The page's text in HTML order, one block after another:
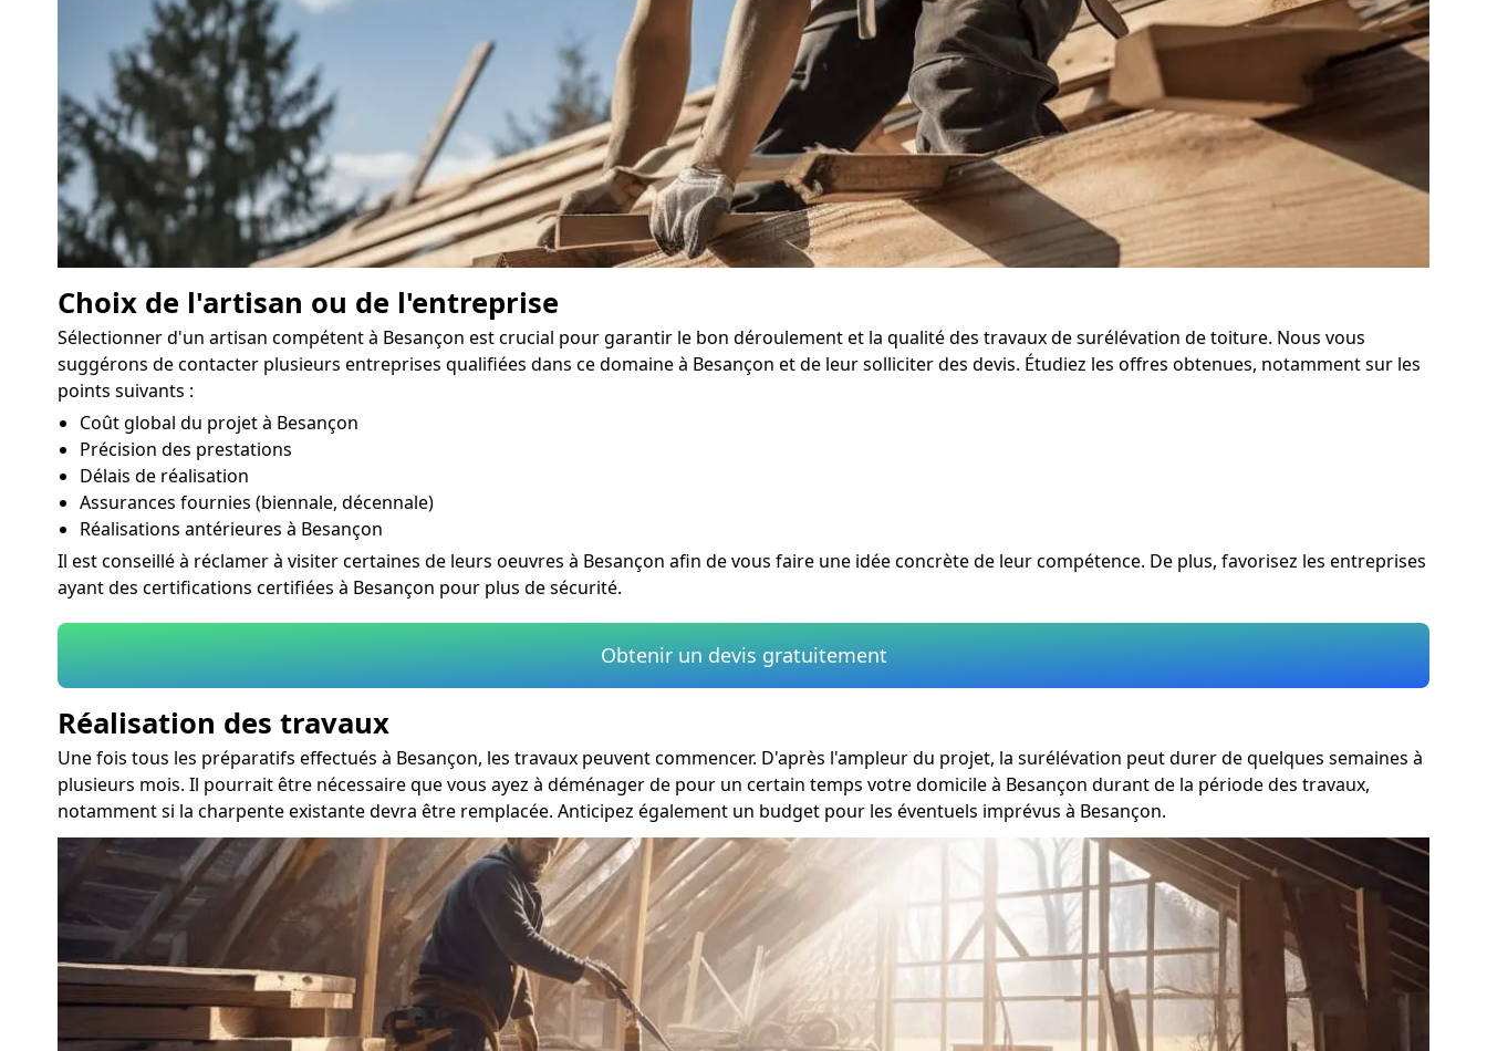
Choix de l'artisan ou de l'entreprise
Sélectionner d'un artisan compétent à Besançon est crucial pour garantir le bon déroulement et la qualité des travaux de surélévation de toiture. Nous vous
suggérons de contacter plusieurs entreprises qualifiées dans ce domaine à Besançon et de leur solliciter des devis. Étudiez les offres obtenues, notamment sur les
points suivants :
Coût global du projet à Besançon
Précision des prestations
Délais de réalisation
Assurances fournies (biennale, décennale)
Réalisations antérieures à Besançon
Il est conseillé à réclamer à visiter certaines de leurs oeuvres à Besançon afin de vous faire une idée concrète de leur compétence. De plus, favorisez les entreprises
ayant des certifications certifiées à Besançon pour plus de sécurité.
Obtenir un devis gratuitement
Réalisation des travaux
Une fois tous les préparatifs effectués à Besançon, les travaux peuvent commencer. D'après l'ampleur du projet, la surélévation peut durer de quelques semaines à
plusieurs mois. Il pourrait être nécessaire que vous ayez à déménager de pour un certain temps votre domicile à Besançon durant de la période des travaux,
notamment si la charpente existante devra être remplacée. Anticipez également un budget pour les éventuels imprévus à Besançon.